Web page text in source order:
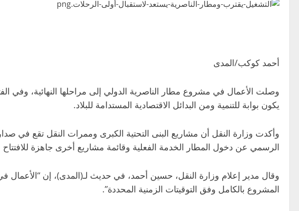
أحمد كوكب/المدى
وصلت الأعمال في مشروع مطار الناصرية الدولي إلى مراحلها النهائية، وفي
يكون بوابة للتنمية ومن البدائل الاقتصادية المستدامة للبلاد.
وأكدت وزارة النقل أن مشاريع البنى التحتية الكبرى وممرات النقل تقع في
الرسمي عن دخول المطار الخدمة الفعلية وقائمة مشاريع أخرى جاهزة للافتتاح
وقال مدير إعلام وزارة النقل، حسين أحمد، في حديث لـ(المدى)، إن
المشروع بالكامل وفق التوقيتات الزمنية المحددة”.